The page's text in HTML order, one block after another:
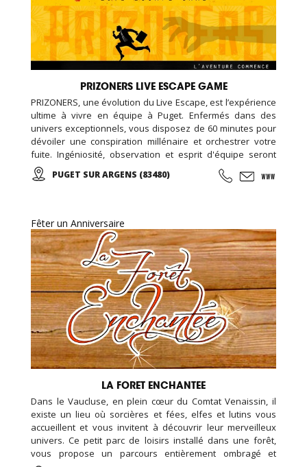
PRIZONERS LIVE ESCAPE GAME
PRIZONERS, une évolution du Live Escape, est l’expérience
ultime à vivre en équipe à Puget. Enfermés dans des
univers exceptionnels, vous disposez de 60 minutes pour
dévoiler une conspiration millénaire et orchestrer votre
fuite. Ingéniosité, observation et esprit d'équipe seront
vos seules armes pour triompher ! Des décors
exceptionnels créés par des professionnels du cinéma!
PUGET SUR ARGENS (83480)
Fêter un Anniversaire
LA FORET ENCHANTEE
Dans le Vaucluse, en plein cœur du Comtat Venaissin, il
existe un lieu où sorcières et fées, elfes et lutins vous
accueillent et vous invitent à découvrir leur merveilleux
univers. Ce petit parc de loisirs installé dans une forêt,
vous propose un parcours entièrement ombragé et